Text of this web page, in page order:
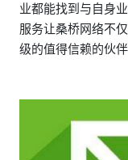
业都能找到与自身
服务让桑桥网络不
级的值得信赖的伙伴